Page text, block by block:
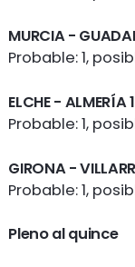
MURCIA-
Probable: 1,
ELCHE- ALMERÍA
Probable: 1,
GIRONA-
Probable: 1,
Pleno al quince